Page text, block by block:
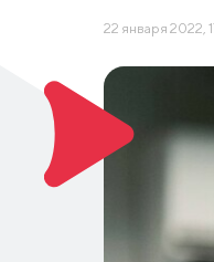
22 января 2022,